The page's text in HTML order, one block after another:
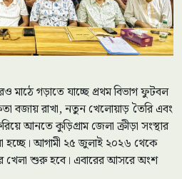
মাঠে গড়াতে যাচ্ছে প্রথম বিভাগ ফুটবল
বজায় রাখা, নতুন খেলোয়াড় তৈরি এবং
আনতে কুড়িগ্রাম জেলা ক্রীড়া সংস্থার
আগামী ২৫ জুলাই ২০২৬ থেকে
খেলা শুরু হবে। এবারের আসরে অংশ